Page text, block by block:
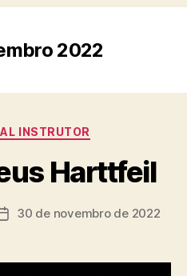
2022
INSTRUTOR
Harttfeil
30 de novembro de 2022